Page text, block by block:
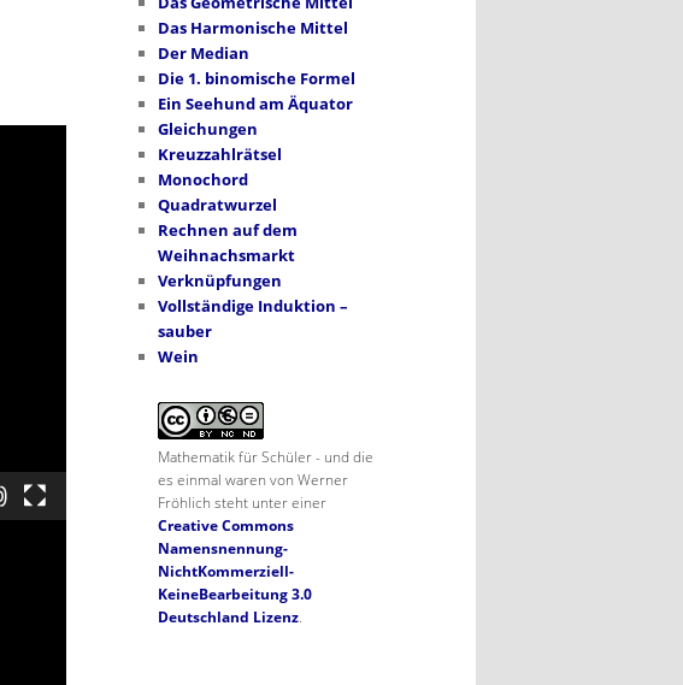
Das Harmonische Mittel
Der Median
Die 1. binomische Formel
Ein Seehund am Äquator
Gleichungen
Kreuzzahlrätsel
Monochord
Quadratwurzel
Rechnen auf dem
Weihnachsmarkt
Verknüpfungen
Vollständige Induktion –
sauber
Wein
Mathematik für Schüler - und die
es einmal waren von Werner
Fröhlich steht unter einer
Creative Commons
Namensnennung-
NichtKommerziell-
KeineBearbeitung 3.0
Deutschland Lizenz.